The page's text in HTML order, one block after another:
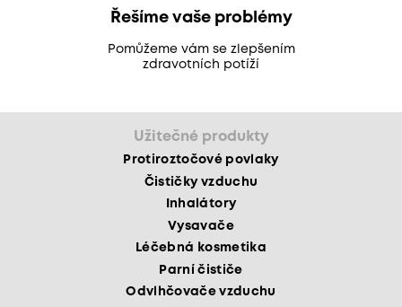
Řešíme vaše problémy
Pomůžeme vám se zlepšením
zdravotních potíží
Užitečné produkty
Protiroztočové povlaky
Čističky vzduchu
Inhalátory
Vysavače
Léčebná kosmetika
Parní čističe
Odvlhčovače vzduchu